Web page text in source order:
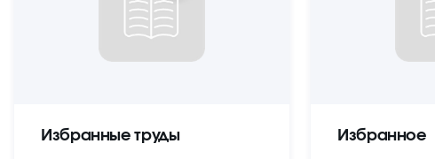
Избранные труды Избранное